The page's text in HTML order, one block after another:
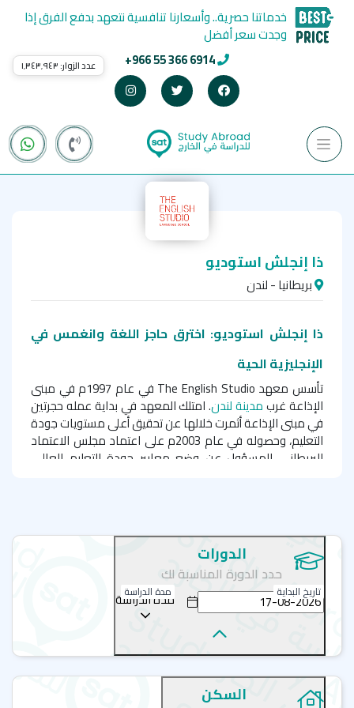
+966 55 366 6914
خدماتنا حصرية.. وأسعارنا تنافسية نتعهد بدفع الفرق إذا
وجدت سعر أفضل
عدد الزوار: ١٬٣٤٣٬٩٤٣
ذا إنجلش استوديو
بريطانيا - لندن
ذا إنجلش استوديو: اخترق حاجز اللغة وانغمس في
الإنجليزية الحية
تأسس معهد The English Studio في عام 1997م في مبنى
الإذاعة غربمدينة لندن. امتلك المعهد في بداية عمله حجرتين
في مبنى الإذاعة أثمرت خلالها عن تحقيق أعلى مستويات جودة
التعليم، وحصوله في عام 2003م على اعتماد مجلس الاعتماد
البريطاني المسؤول عن وضع معايير جودة التعليم العالي.
معلومات حول معهد ذا إنجلش استوديو مدينة لندن
يقع المعهد في شارع المتاحف (
مدينة لندن، حيث يحتل مبنى روسكن هاوس التاريخي (
House). يتميز الموقع بقربه من محطة مترو أنفاق
(
Tottenham Court Road) وبقربه من المتحف البرياني. يتمتع
تصميم مبنى المعهد بأجوائه التاريخية، وفصوله الكبيرة المزودة
بأحدث الوسائل التعليمية مثل: الصبورة الذكية.
يوجد بالمبنى أماكن مخصصة لتناول الطعام واستراحة الطلبة
وانترنت هوائي. لقد ساعدت الأنشطة الرياضية البرامج
الدورات
حدد الدورة المناسبة لك
تاريخ البداية مدة الدراسة
مدة الدراسة
السكن